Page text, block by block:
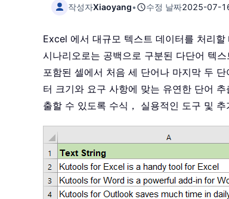
작성자Xiaoyang• 수정 날짜2025-07-
Excel 에서 대규모 텍스트 데이터를 처리
시나리오로는 공백으로 구분된 다단어 텍
포함된 셀에서 처음 세 단어나 마지막 두
터 크기와 요구 사항에 맞는 유연한 단어
출할 수 있도록 수식， 실용적인 도구 및 추